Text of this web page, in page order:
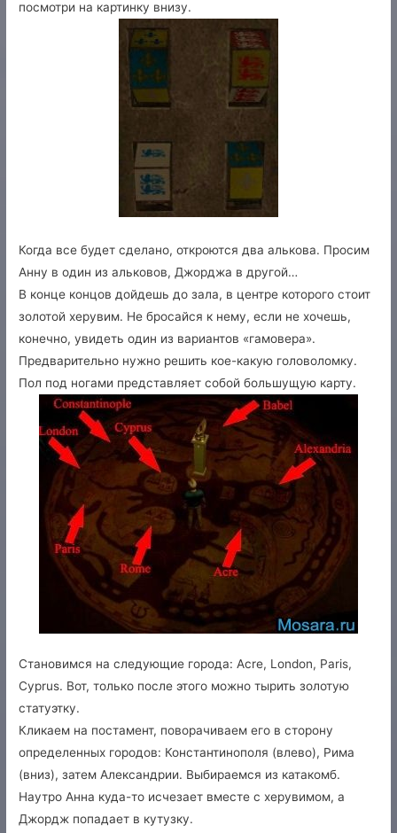
посмотри на картинку внизу.
Когда все будет сделано, откроются два алькова. Просим
Анну в один из альковов, Джорджа в другой…
В конце концов дойдешь до зала, в центре которого стоит
золотой херувим. Не бросайся к нему, если не хочешь,
конечно, увидеть один из вариантов «гамовера».
Предварительно нужно решить кое-какую головоломку.
Пол под ногами представляет собой большущую карту.
Становимся на следующие города: Acre, London, Paris,
Cyprus. Вот, только после этого можно тырить золотую
статуэтку.
Кликаем на постамент, поворачиваем его в сторону
определенных городов: Константинополя (влево), Рима
(вниз), затем Александрии. Выбираемся из катакомб.
Наутро Анна куда-то исчезает вместе с херувимом, а
Джордж попадает в кутузку.